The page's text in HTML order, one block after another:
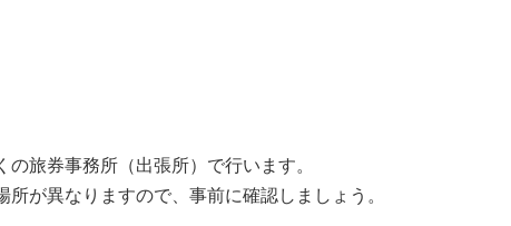
旅券事務所（出張所）で行います。
所が異なりますので、事前に確認しましょう。